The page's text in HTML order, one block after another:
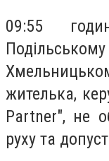
09:55
жителька,
Partner", не
руху та